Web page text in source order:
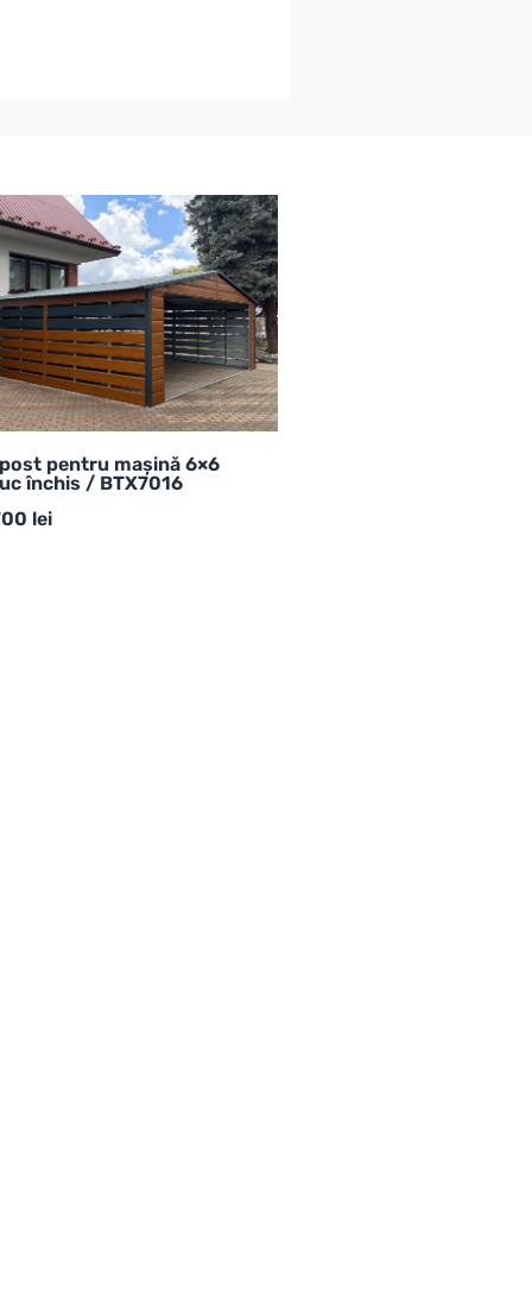
pentru mașină 6×6
închis / BTX7016
lei